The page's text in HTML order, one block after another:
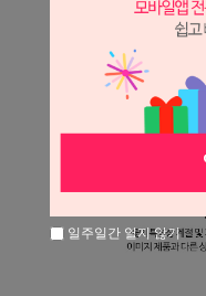
일주일간 열지 않기